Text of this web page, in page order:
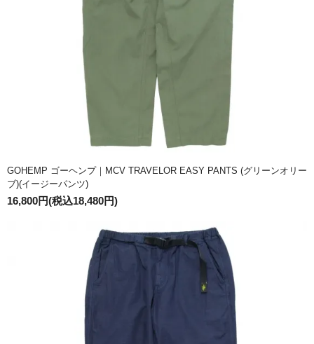
GOHEMP ゴーヘンプ｜MCV TRAVELOR EASY PANTS (グリーンオリー
ブ)(イージーパンツ)
16,800円(税込18,480円)